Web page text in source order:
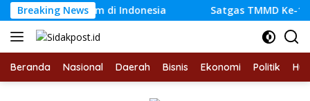
Langsung
ke
konten
Breaking News
Hukum di Indonesia Satgas TMMD Ke-129 Kodim
Beranda Nasional Daerah Bisnis Ekonomi Politik